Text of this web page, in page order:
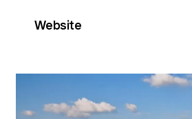
Website